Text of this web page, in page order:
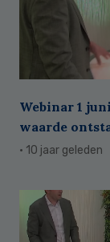
Webinar 1
waarde
· 10 jaar geleden